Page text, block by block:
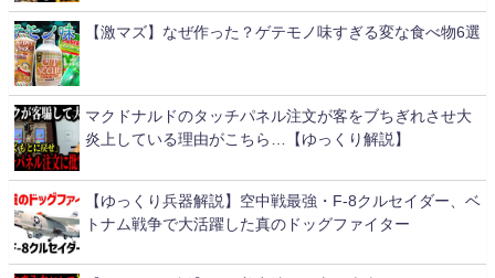
【激マズ】なぜ作った？ゲテモノ味すぎる変な食べ物6選
マクドナルドのタッチパネル注文が客をブちぎれさせ大
炎上している理由がこちら…【ゆっくり解説】
【ゆっくり兵器解説】空中戦最強・F-8クルセイダー、ベ
トナム戦争で大活躍した真のドッグファイター